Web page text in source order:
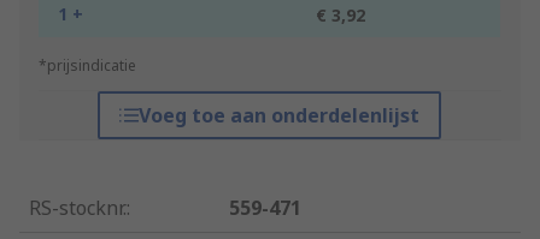
1 + € 3,92
*prijsindicatie
Voeg toe aan onderdelenlijst
RS-stocknr.:
559-471